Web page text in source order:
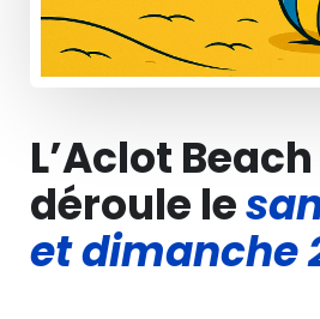
L’Aclot
déroule le
et dimanche